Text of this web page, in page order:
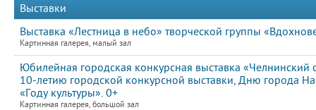
Выставки
Выставка «Лестница в небо» творческой группы
Картинная галерея, малый зал
Юбилейная городская конкурсная выставка
10-летию городской конкурсной выставки, Дню города
«Году культуры». 0+
Картинная галерея, большой зал